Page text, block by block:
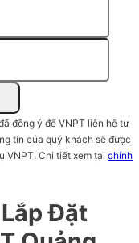
đồng ý để VNPT liên hệ tư
tin của quý khách sẽ được
VNPT. Chi tiết xem tại chính
Đặt